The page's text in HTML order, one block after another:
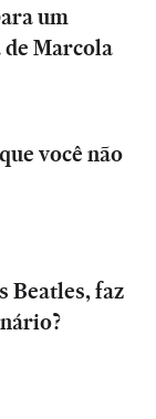
um
Marcola
você não
Beatles, faz